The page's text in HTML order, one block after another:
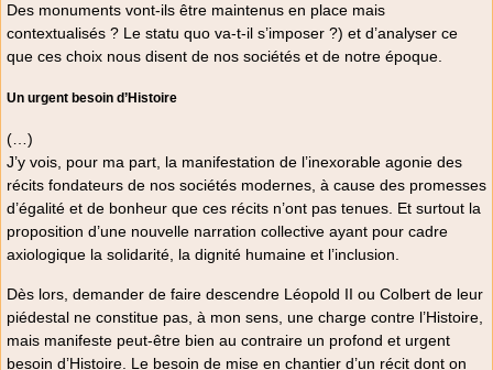
Des monuments vont-ils être maintenus en place mais
contextualisés ? Le statu quo va-t-il s’imposer ?) et d’analyser ce
que ces choix nous disent de nos sociétés et de notre époque.
Un urgent besoin d’Histoire
(…)
J’y vois, pour ma part, la manifestation de l’inexorable agonie des
récits fondateurs de nos sociétés modernes, à cause des promesses
d’égalité et de bonheur que ces récits n’ont pas tenues. Et surtout la
proposition d’une nouvelle narration collective ayant pour cadre
axiologique la solidarité, la dignité humaine et l’inclusion.
Dès lors, demander de faire descendre Léopold II ou Colbert de leur
piédestal ne constitue pas, à mon sens, une charge contre l’Histoire,
mais manifeste peut-être bien au contraire un profond et urgent
besoin d’Histoire. Le besoin de mise en chantier d’un récit dont on